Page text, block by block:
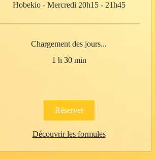
Hobekio - Mercredi 20h15 - 21h45
Chargement des jours...
1 h 30 min
Réserver
Découvrir les formules